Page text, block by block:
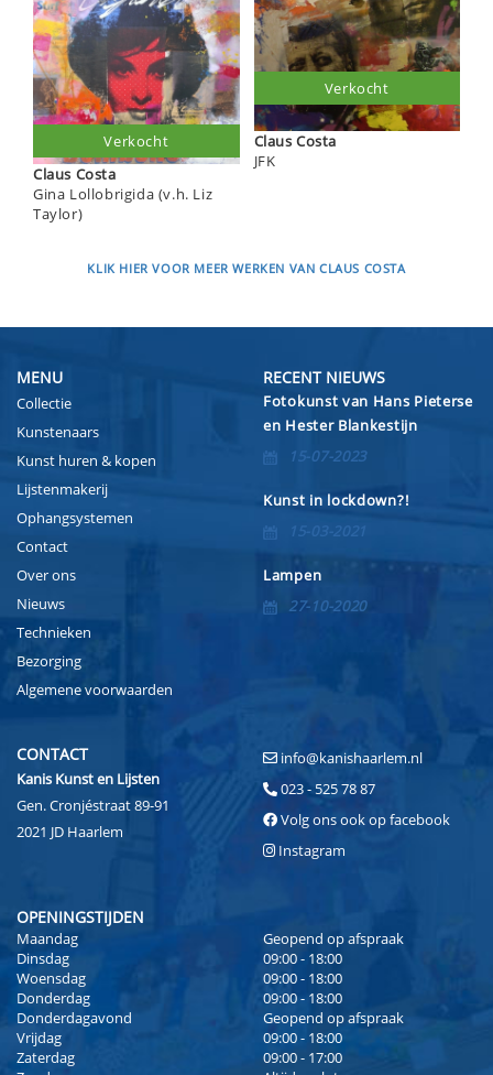
Claus Costa
Gina Lollobrigida (v.h. Liz
Taylor)
Verkocht
Claus Costa
JFK
Verkocht
KLIK HIER VOOR MEER WERKEN VAN CLAUS COSTA
MENU
Collectie
Kunstenaars
Kunst huren & kopen
Lijstenmakerij
Ophangsystemen
Contact
Over ons
Nieuws
Technieken
Bezorging
Algemene voorwaarden
RECENT NIEUWS
Fotokunst van Hans Pieterse
en Hester Blankestijn
15-07-2023
Kunst in lockdown?!
15-03-2021
Lampen
27-10-2020
CONTACT
Kanis Kunst en Lijsten
Gen. Cronjéstraat 89-91
2021 JD Haarlem
info@kanishaarlem.nl
023 - 525 78 87
Volg ons ook op facebook
Instagram
OPENINGSTIJDEN
Maandag
Geopend op afspraak
Dinsdag
09:00 - 18:00
Woensdag
09:00 - 18:00
Donderdag
09:00 - 18:00
Donderdagavond
Geopend op afspraak
Vrijdag
09:00 - 18:00
Zaterdag
09:00 - 17:00